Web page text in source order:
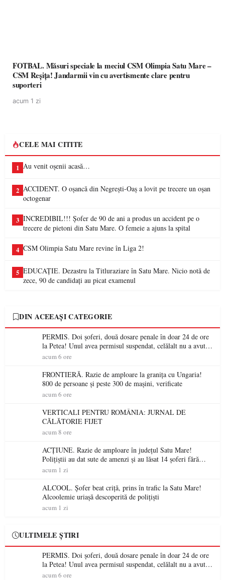
FOTBAL. Măsuri speciale la meciul CSM Olimpia Satu Mare –
CSM Reșița! Jandarmii vin cu avertismente clare pentru
suporteri
acum 1 zi
CELE MAI CITITE
1 Au venit oșenii acasă…
2 ACCIDENT. O oșancă din Negrești-Oaș a lovit pe trecere un oșan
octogenar
3 INCREDIBIL!!! Șofer de 90 de ani a produs un accident pe o
trecere de pietoni din Satu Mare. O femeie a ajuns la spital
4 CSM Olimpia Satu Mare revine în Liga 2!
5 EDUCAȚIE. Dezastru la Titluraziare în Satu Mare. Nicio notă de
zece, 90 de candidați au picat examenul
DIN ACEEAȘI CATEGORIE
PERMIS. Doi șoferi, două dosare penale în doar 24 de ore
la Petea! Unul avea permisul suspendat, celălalt nu a avut
niciodată permis
acum 6 ore
FRONTIERĂ. Razie de amploare la granița cu Ungaria!
800 de persoane și peste 300 de mașini, verificate
acum 6 ore
VERTICALI PENTRU ROMÂNIA: JURNAL DE
CĂLĂTORIE FIJET
acum 8 ore
ACȚIUNE. Razie de amploare în județul Satu Mare!
Polițiștii au dat sute de amenzi și au lăsat 14 șoferi fără
permis într-o singură zi
acum 1 zi
ALCOOL. Șofer beat criță, prins în trafic la Satu Mare!
Alcoolemie uriașă descoperită de polițiști
acum 1 zi
ULTIMELE ȘTIRI
PERMIS. Doi șoferi, două dosare penale în doar 24 de ore
la Petea! Unul avea permisul suspendat, celălalt nu a avut
niciodată permis
acum 6 ore